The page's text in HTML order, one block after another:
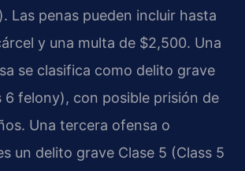
Las penas pueden incluir hasta
y una multa de $2,500. Una
se clasifica como delito grave
6 felony), con posible prisión de
Una tercera ofensa o
un delito grave Clase 5 (Class 5